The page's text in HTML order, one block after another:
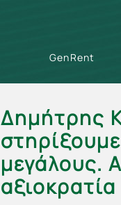
GenRent
Δημήτρης
μεγάλους.